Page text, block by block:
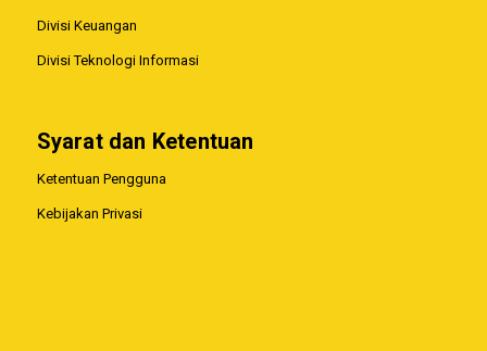
Divisi Keuangan
Divisi Teknologi Informasi
Syarat dan Ketentuan
Ketentuan Pengguna
Kebijakan Privasi